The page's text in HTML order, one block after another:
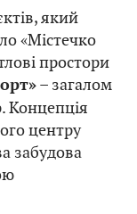
який
«Містечко
простори
– загалом
Концепція
центру
забудова